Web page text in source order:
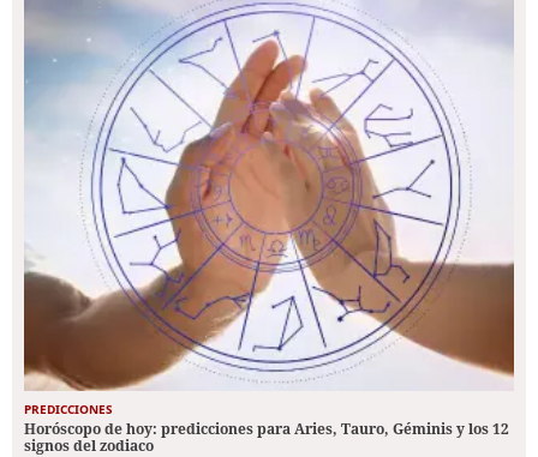
PREDICCIONES
Horóscopo de hoy: predicciones para Aries, Tauro, Géminis y los 12
signos del zodiaco